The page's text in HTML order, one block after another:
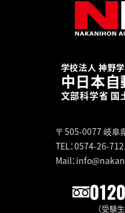
学校法人 神野
中日本
文部科学省 国
〒 505-0077 岐阜
TEL：0574-26-
Mail：
（受験